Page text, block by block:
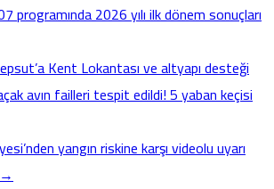
programında 2026 yılı ilk dönem sonuçları
Kent Lokantası ve altyapı desteği
avın failleri tespit edildi! 5 yaban keçisi
yangın riskine karşı videolu uyarı
→